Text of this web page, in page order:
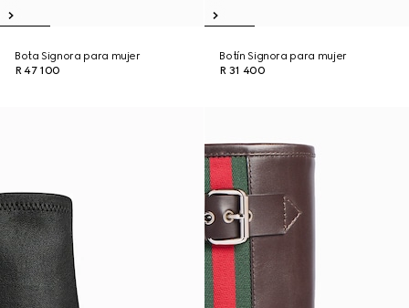
Bota Signora para mujer
R 47 100
Botín Signora para mujer
R 31 400